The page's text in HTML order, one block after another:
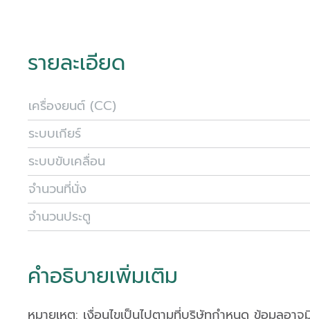
รายละเอียด
เครื่องยนต์ (CC)
ระบบเกียร์
ระบบขับเคลื่อน
จำนวนที่นั่ง
จำนวนประตู
คำอธิบายเพิ่มเติม
หมายเหตุ: เงื่อนไขเป็นไปตามที่บริษัทกำหนด ข้อมูลอา